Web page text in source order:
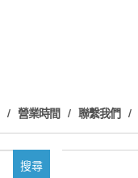
營業時間 聯繫我們